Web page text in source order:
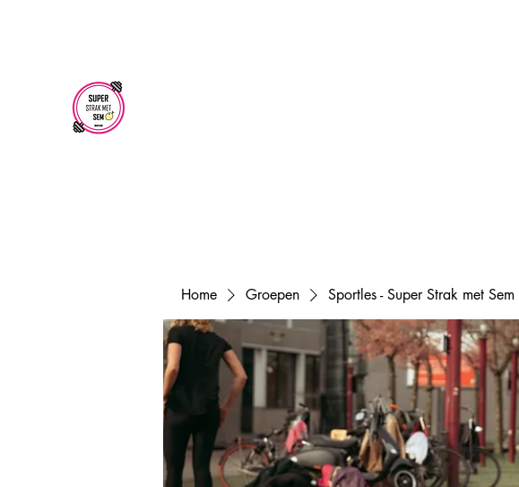
Home Groepen Sportles - Super Strak met Sem